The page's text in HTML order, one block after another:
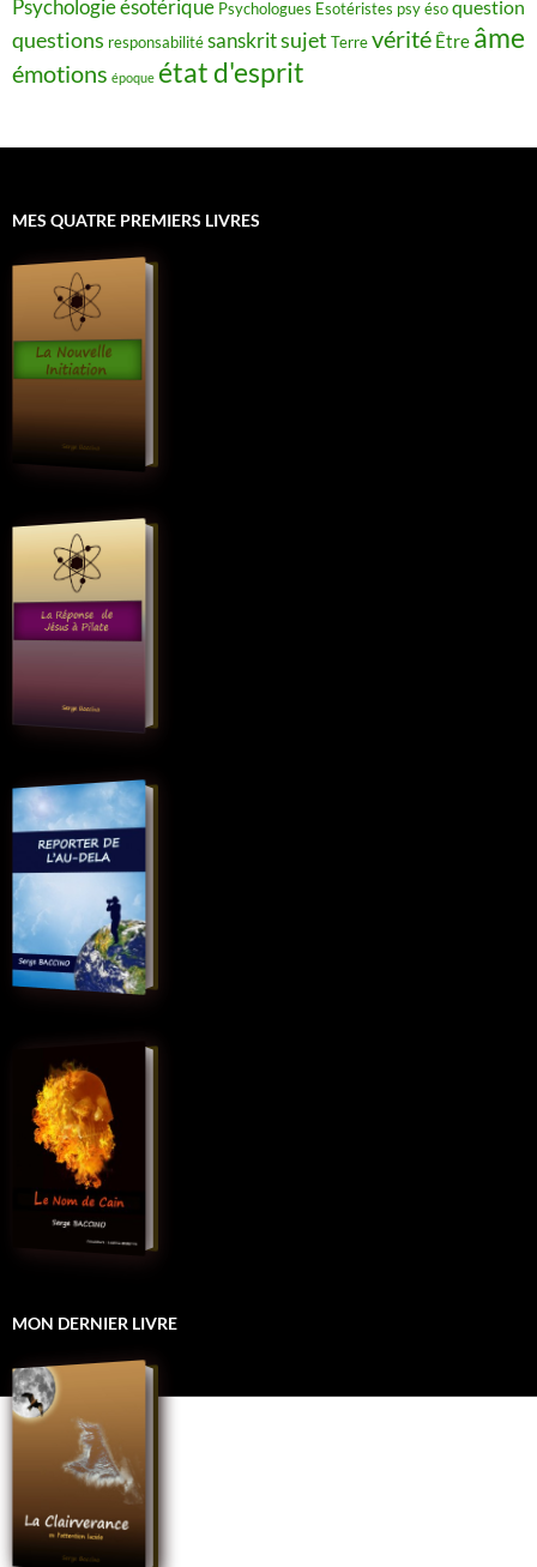
Psychologie ésotérique Psychologues Esotéristes psy ésoquestion
questions responsabilitésanskritsujet Terrevérité Être âme
émotions époque état d'esprit
MES QUATRE PREMIERS LIVRES
MON DERNIER LIVRE